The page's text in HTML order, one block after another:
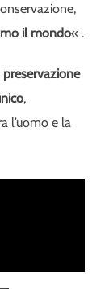
il mondo« .
preservazione
,
l’uomo e la